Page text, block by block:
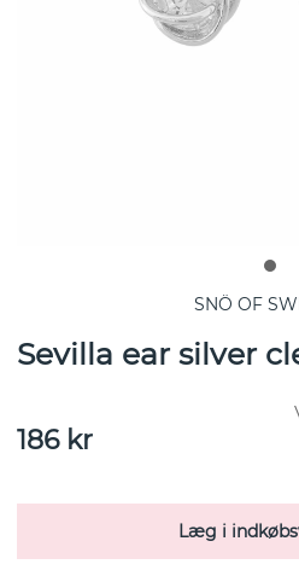
SNÖ OF
Sevilla ear silver
186kr
Læg i